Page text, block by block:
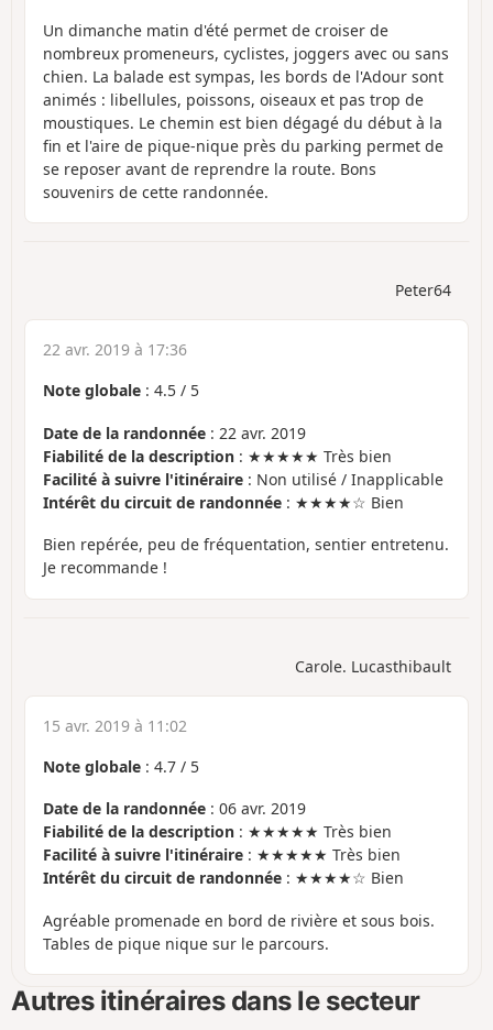
Un dimanche matin d'été permet de croiser de
nombreux promeneurs, cyclistes, joggers avec ou sans
chien. La balade est sympas, les bords de l'Adour sont
animés : libellules, poissons, oiseaux et pas trop de
moustiques. Le chemin est bien dégagé du début à la
fin et l'aire de pique-nique près du parking permet de
se reposer avant de reprendre la route. Bons
souvenirs de cette randonnée.
Peter64
22 avr. 2019 à 17:36
Note globale : 4.5 / 5
Date de la randonnée : 22 avr. 2019
Fiabilité de la description : ★★★★★ Très bien
Facilité à suivre l'itinéraire : Non utilisé / Inapplicable
Intérêt du circuit de randonnée : ★★★★☆ Bien
Bien repérée, peu de fréquentation, sentier entretenu.
Je recommande !
Carole. Lucasthibault
15 avr. 2019 à 11:02
Note globale : 4.7 / 5
Date de la randonnée : 06 avr. 2019
Fiabilité de la description : ★★★★★ Très bien
Facilité à suivre l'itinéraire : ★★★★★ Très bien
Intérêt du circuit de randonnée : ★★★★☆ Bien
Agréable promenade en bord de rivière et sous bois.
Tables de pique nique sur le parcours.
Autres itinéraires dans le secteur